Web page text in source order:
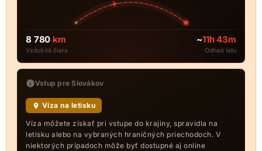
8 780 km
Vzdušná čiara
~11h 43m
Odhad letu
Vstup pre Slovákov
Víza na letisku
Víza môžete získať pri vstupe do krajiny, spravidla na
letisku alebo na vybraných hraničných priechodoch. V
niektorých prípadoch môže byť dostupné aj online